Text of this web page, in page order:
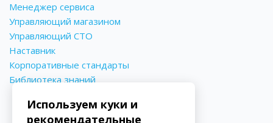
Менеджер сервиса
Управляющий магазином
Управляющий СТО
Наставник
Корпоративные стандарты
Библиотека знаний
Используем куки и
рекомендательные